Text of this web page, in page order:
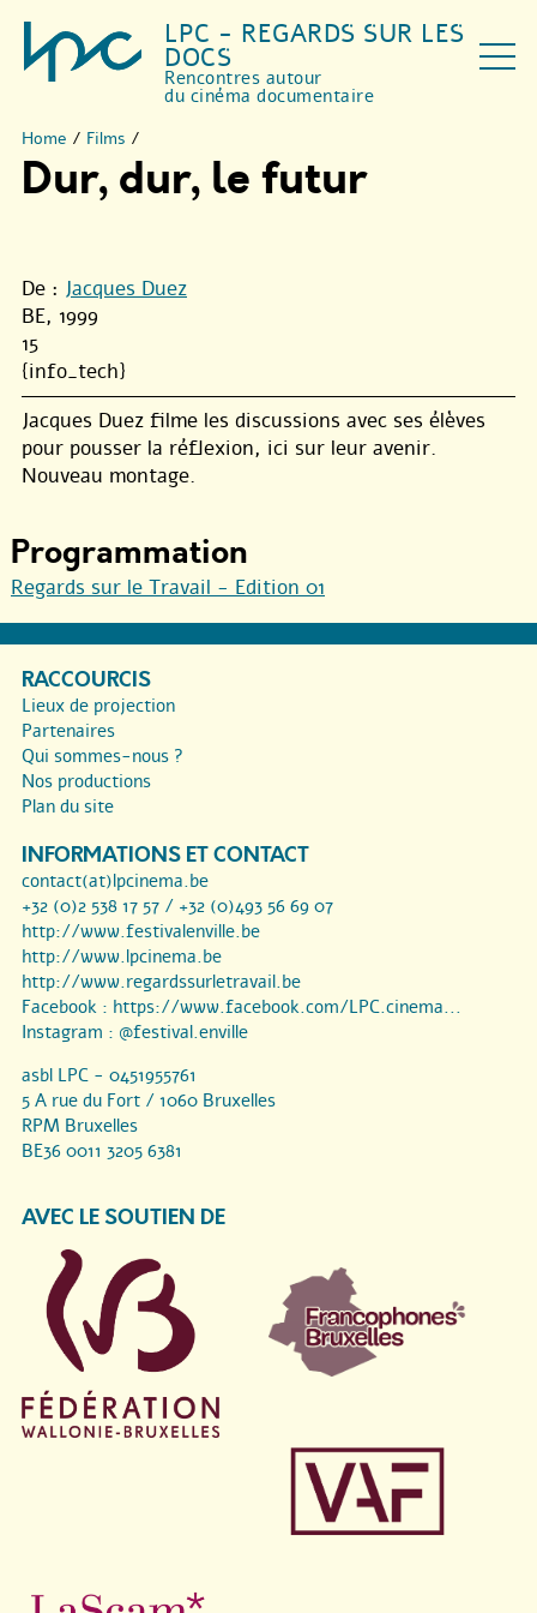
LPC - REGARDS SUR LES
DOCS
Rencontres autour
du cinéma documentaire
Home / Films /
Dur, dur, le futur
De : Jacques Duez
BE, 1999
15
{info_tech}
Jacques Duez filme les discussions avec ses élèves
pour pousser la réflexion, ici sur leur avenir.
Nouveau montage.
Programmation
Regards sur le Travail - Edition 01
RACCOURCIS
Lieux de projection
Partenaires
Qui sommes-nous ?
Nos productions
Plan du site
INFORMATIONS ET CONTACT
contact(at)lpcinema.be
+32 (0)2 538 17 57 / +32 (0)493 56 69 07
http://www.festivalenville.be
http://www.lpcinema.be
http://www.regardssurletravail.be
Facebook : https://www.facebook.com/LPC.cinema...
Instagram : @festival.enville
asbl LPC - 0451955761
5 A rue du Fort / 1060 Bruxelles
RPM Bruxelles
BE36 0011 3205 6381
AVEC LE SOUTIEN DE